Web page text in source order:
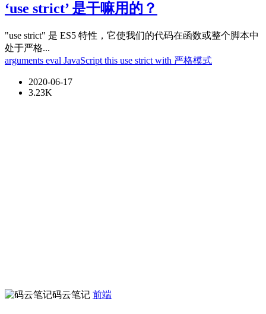
‘use strict’ 是干嘛用的？
"use strict" 是 ES5 特性，它使我们的代码在函数或整个脚本中
处于严格...
arguments eval JavaScript this use strict with 严格模式
2020-06-17
3.23K
码云笔记 前端